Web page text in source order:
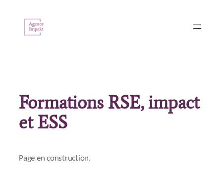
contenu
Formations RSE, impact
et ESS
Page en construction.